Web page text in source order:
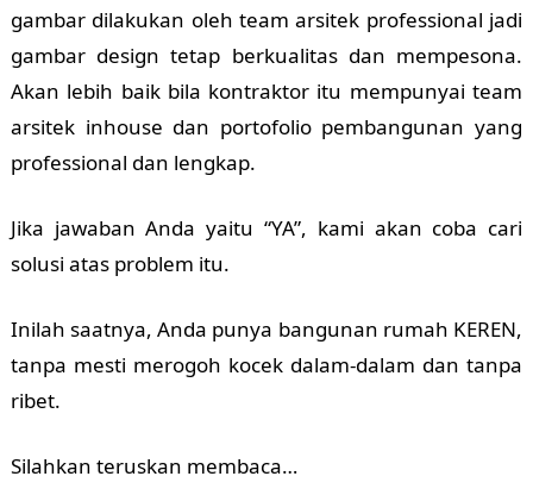
gambar dilakukan oleh team arsitek professional jadi
gambar design tetap berkualitas dan mempesona.
Akan lebih baik bila kontraktor itu mempunyai team
arsitek inhouse dan portofolio pembangunan yang
professional dan lengkap.
Jika jawaban Anda yaitu “YA”, kami akan coba cari
solusi atas problem itu.
Inilah saatnya, Anda punya bangunan rumah KEREN,
tanpa mesti merogoh kocek dalam-dalam dan tanpa
ribet.
Silahkan teruskan membaca…